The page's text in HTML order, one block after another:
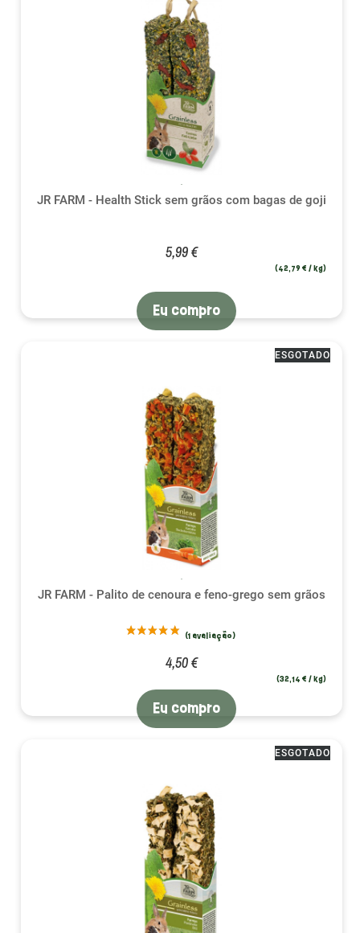
JR FARM - Health Stick sem grãos com bagas de goji
5,99 €
(42,79 € / kg)
Eu compro
JR FARM - Palito de cenoura e feno-grego sem grãos
4,50 €
(32,14 € / kg)
ESGOTADO
Eu compro
ESGOTADO